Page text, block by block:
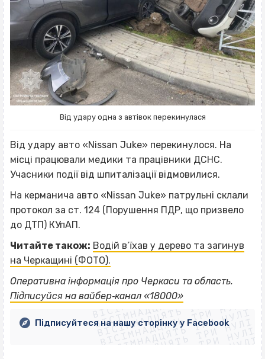
Від удару одна з автівок перекинулася
Від удару авто «Nissan Juke» перекинулося. На
місці працювали медики та працівники ДСНС.
Учасники події від шпиталізації відмовилися.
На керманича авто «Nissan Juke» патрульні склали
протокол за ст. 124 (Порушення ПДР, що призвело
до ДТП) КУпАП.
Читайте також: Водій в’їхав у дерево та загинув
на Черкащині (ФОТО).
Оперативна інформація про Черкаси та область.
Підписуйся на вайбер‐канал «18000»
ВІСІМНАДЦЯТЬ ТРИ НУЛІ
ВІСІМНАДЦЯТЬ ТРИ НУЛІ
ВІСІМНАДЦЯТЬ ТРИ НУЛІ
ВІСІМНАДЦЯТЬ ТРИ НУЛІ
ВІСІМНАДЦЯТЬ ТРИ НУЛІ
ВІСІМНАДЦЯТЬ ТРИ НУЛІ
Підписуйтеся на нашу сторінку у Facebook